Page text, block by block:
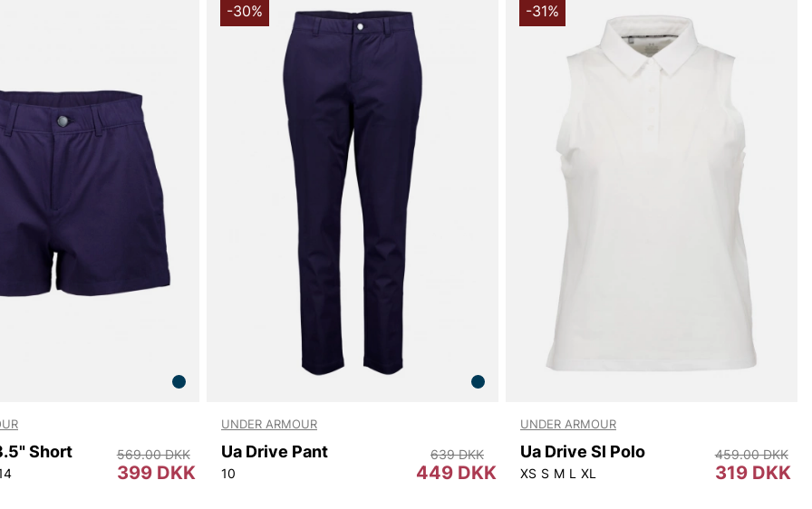
Short
399 DKK
569.00 DKK
-30%
UNDER ARMOUR
Ua Drive Pant
10 449 DKK
639 DKK
-31%
UNDER ARMOUR
Ua Drive Sl Polo
XS S M L XL 319 DKK
459.00 DKK